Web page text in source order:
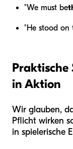
"We must be
"He stood on
Praktische
in Aktion
Wir glauben,
Pflicht wirken
in spielerische